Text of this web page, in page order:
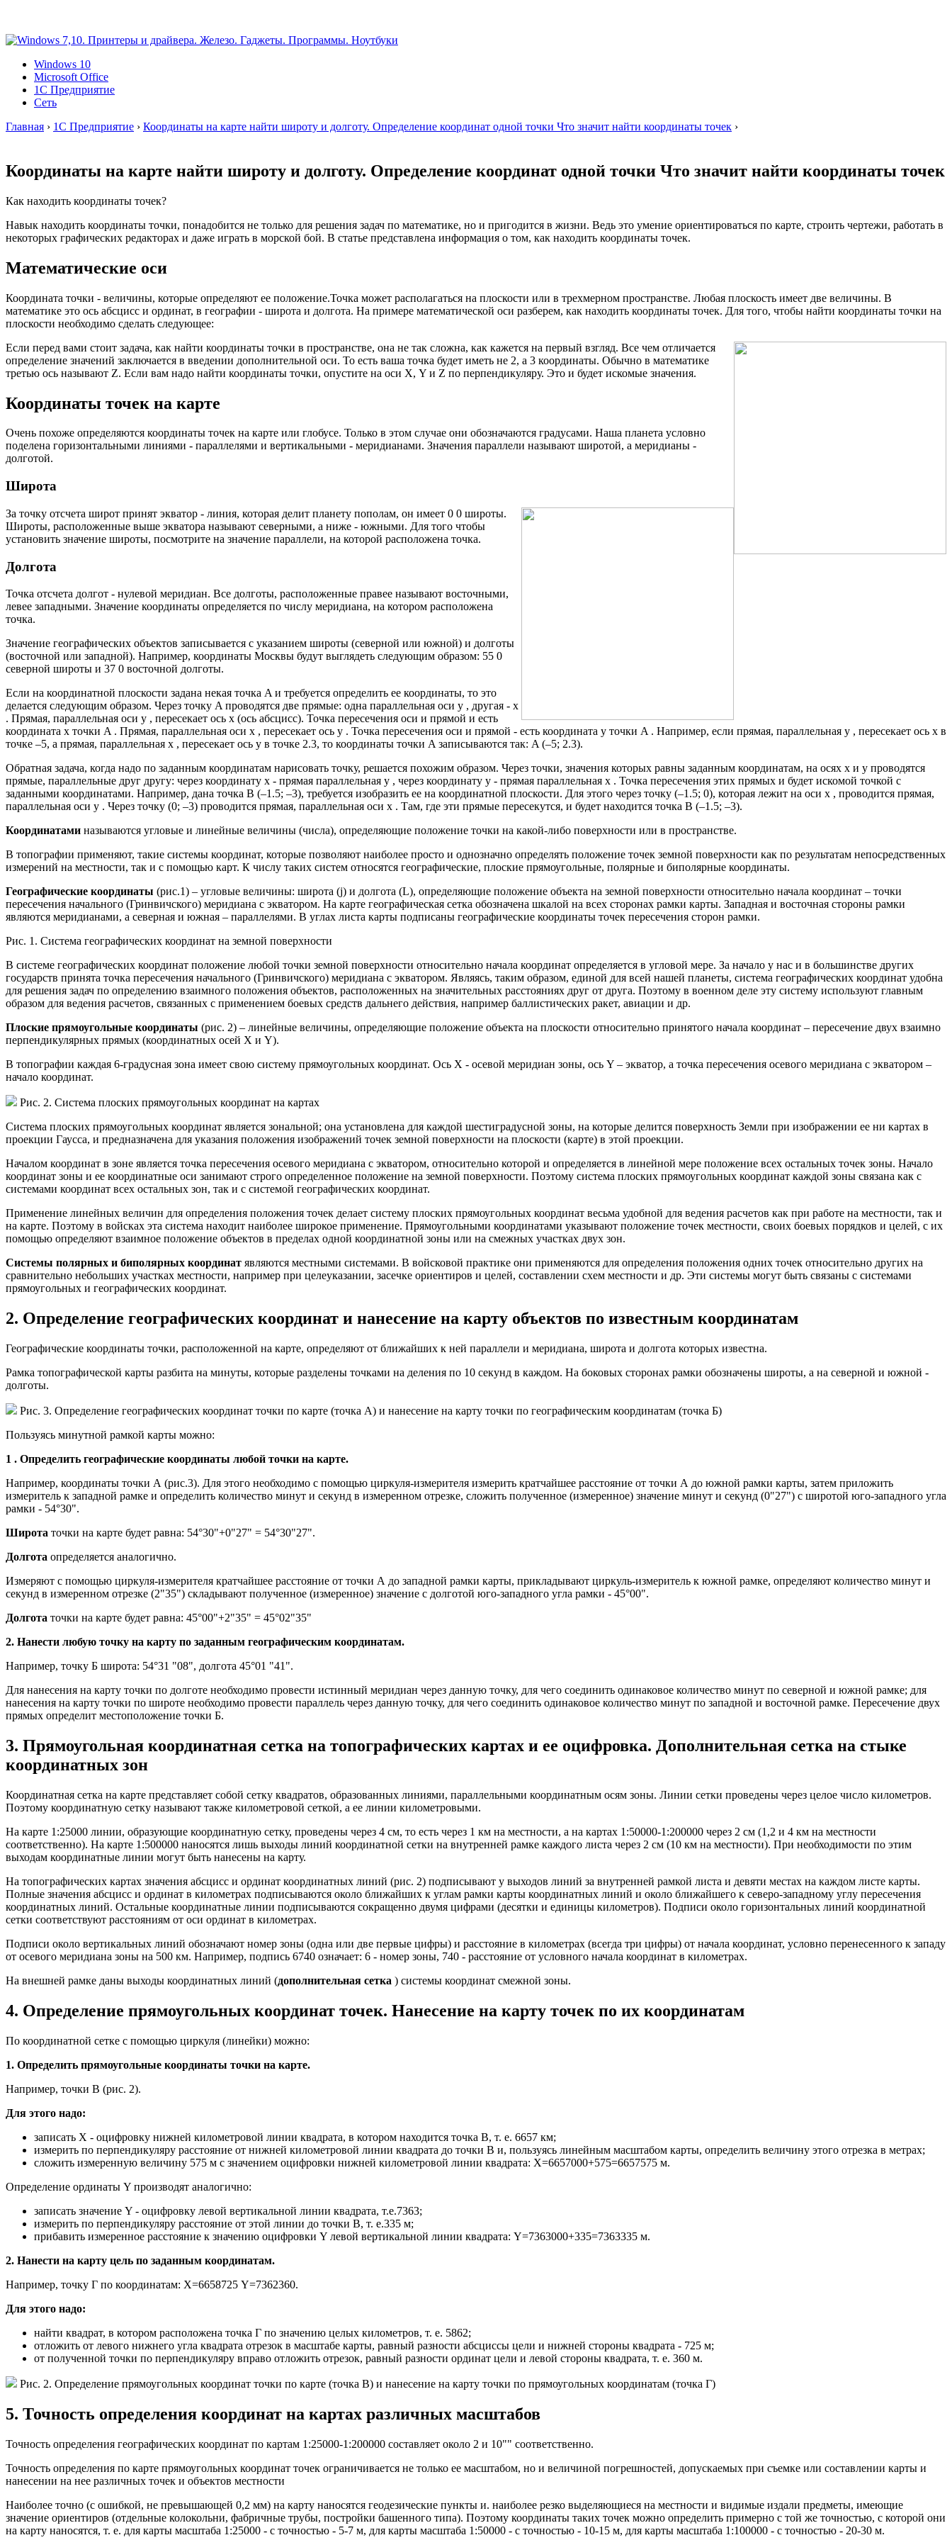
Windows 10
Microsoft Office
1C Предприятие
Сеть
Главная › 1C Предприятие › Координаты на карте найти широту и долготу. Определение координат одной точки Что значит найти координаты точек ›
Координаты на карте найти широту и долготу. Определение координат одной точки Что значит найти координаты точек
Как находить координаты точек?
Навык находить координаты точки, понадобится не только для решения задач по математике, но и пригодится в жизни. Ведь это умение ориентироваться по карте, строить чертежи, работать в
некоторых графических редакторах и даже играть в морской бой. В статье представлена информация о том, как находить координаты точек.
Математические оси
Координата точки - величины, которые определяют ее положение.Точка может располагаться на плоскости или в трехмерном пространстве. Любая плоскость имеет две величины. В
математике это ось абсцисс и ординат, в географии - широта и долгота. На примере математической оси разберем, как находить координаты точек. Для того, чтобы найти координаты точки на
плоскости необходимо сделать следующее:
Если перед вами стоит задача, как найти координаты точки в пространстве, она не так сложна, как кажется на первый взгляд. Все чем отличается
определение значений заключается в введении дополнительной оси. То есть ваша точка будет иметь не 2, а 3 координаты. Обычно в математике
третью ось называют Z. Если вам надо найти координаты точки, опустите на оси Х, Y и Z по перпендикуляру. Это и будет искомые значения.
Координаты точек на карте
Очень похоже определяются координаты точек на карте или глобусе. Только в этом случае они обозначаются градусами. Наша планета условно
поделена горизонтальными линиями - параллелями и вертикальными - меридианами. Значения параллели называют широтой, а меридианы -
долготой.
Широта
За точку отсчета широт принят экватор - линия, которая делит планету пополам, он имеет 0 0 широты.
Широты, расположенные выше экватора называют северными, а ниже - южными. Для того чтобы
установить значение широты, посмотрите на значение параллели, на которой расположена точка.
Долгота
Точка отсчета долгот - нулевой меридиан. Все долготы, расположенные правее называют восточными,
левее западными. Значение координаты определяется по числу меридиана, на котором расположена
точка.
Значение географических объектов записывается с указанием широты (северной или южной) и долготы
(восточной или западной). Например, координаты Москвы будут выглядеть следующим образом: 55 0
северной широты и 37 0 восточной долготы.
Если на координатной плоскости задана некая точка A и требуется определить ее координаты, то это
делается следующим образом. Через точку A проводятся две прямые: одна параллельная оси y , другая - x
. Прямая, параллельная оси y , пересекает ось x (ось абсцисс). Точка пересечения оси и прямой и есть
координата x точки A . Прямая, параллельная оси x , пересекает ось y . Точка пересечения оси и прямой - есть координата y точки A . Например, если прямая, параллельная y , пересекает ось x в
точке –5, а прямая, параллельная x , пересекает ось y в точке 2.3, то координаты точки A записываются так: A (–5; 2.3).
Обратная задача, когда надо по заданным координатам нарисовать точку, решается похожим образом. Через точки, значения которых равны заданным координатам, на осях x и y проводятся
прямые, параллельные друг другу: через координату x - прямая параллельная y , через координату y - прямая параллельная x . Точка пересечения этих прямых и будет искомой точкой с
заданными координатами. Например, дана точка B (–1.5; –3), требуется изобразить ее на координатной плоскости. Для этого через точку (–1.5; 0), которая лежит на оси x , проводится прямая,
параллельная оси y . Через точку (0; –3) проводится прямая, параллельная оси x . Там, где эти прямые пересекутся, и будет находится точка B (–1.5; –3).
Координатами называются угловые и линейные величины (числа), определяющие положение точки на какой-либо поверхности или в пространстве.
В топографии применяют, такие системы координат, которые позволяют наиболее просто и однозначно определять положение точек земной поверхности как по результатам непосредственных
измерений на местности, так и с помощью карт. К числу таких систем относятся географические, плоские прямоугольные, полярные и биполярные координаты.
Географические координаты (рис.1) – угловые величины: широта (j) и долгота (L), определяющие положение объекта на земной поверхности относительно начала координат – точки
пересечения начального (Гринвичского) меридиана с экватором. На карте географическая сетка обозначена шкалой на всех сторонах рамки карты. Западная и восточная стороны рамки
являются меридианами, а северная и южная – параллелями. В углах листа карты подписаны географические координаты точек пересечения сторон рамки.
Рис. 1. Система географических координат на земной поверхности
В системе географических координат положение любой точки земной поверхности относительно начала координат определяется в угловой мере. За начало у нас и в большинстве других
государств принята точка пересечения начального (Гринвичского) меридиана с экватором. Являясь, таким образом, единой для всей нашей планеты, система географических координат удобна
для решения задач по определению взаимного положения объектов, расположенных на значительных расстояниях друг от друга. Поэтому в военном деле эту систему используют главным
образом для ведения расчетов, связанных с применением боевых средств дальнего действия, например баллистических ракет, авиации и др.
Плоские прямоугольные координаты (рис. 2) – линейные величины, определяющие положение объекта на плоскости относительно принятого начала координат – пересечение двух взаимно
перпендикулярных прямых (координатных осей Х и Y).
В топографии каждая 6-градусная зона имеет свою систему прямоугольных координат. Ось Х - осевой меридиан зоны, ось Y – экватор, а точка пересечения осевого меридиана с экватором –
начало координат.
Рис. 2. Система плоских прямоугольных координат на картах
Система плоских прямоугольных координат является зональной; она установлена для каждой шестиградусной зоны, на которые делится поверхность Земли при изображении ее ни картах в
проекции Гаусса, и предназначена для указания положения изображений точек земной поверхности на плоскости (карте) в этой проекции.
Началом координат в зоне является точка пересечения осевого меридиана с экватором, относительно которой и определяется в линейной мере положение всех остальных точек зоны. Начало
координат зоны и ее координатные оси занимают строго определенное положение на земной поверхности. Поэтому система плоских прямоугольных координат каждой зоны связана как с
системами координат всех остальных зон, так и с системой географических координат.
Применение линейных величин для определения положения точек делает систему плоских прямоугольных координат весьма удобной для ведения расчетов как при работе на местности, так и
на карте. Поэтому в войсках эта система находит наиболее широкое применение. Прямоугольными координатами указывают положение точек местности, своих боевых порядков и целей, с их
помощью определяют взаимное положение объектов в пределах одной координатной зоны или на смежных участках двух зон.
Системы полярных и биполярных координат являются местными системами. В войсковой практике они применяются для определения положения одних точек относительно других на
сравнительно небольших участках местности, например при целеуказании, засечке ориентиров и целей, составлении схем местности и др. Эти системы могут быть связаны с системами
прямоугольных и географических координат.
2. Определение географических координат и нанесение на карту объектов по известным координатам
Географические координаты точки, расположенной на карте, определяют от ближайших к ней параллели и меридиана, широта и долгота которых известна.
Рамка топографической карты разбита на минуты, которые разделены точками на деления по 10 секунд в каждом. На боковых сторонах рамки обозначены широты, а на северной и южной -
долготы.
Рис. 3. Определение географических координат точки по карте (точка А) и нанесение на карту точки по географическим координатам (точка Б)
Пользуясь минутной рамкой карты можно:
1 . Определить географические координаты любой точки на карте.
Например, координаты точки А (рис.3). Для этого необходимо с помощью циркуля-измерителя измерить кратчайшее расстояние от точки А до южной рамки карты, затем приложить
измеритель к западной рамке и определить количество минут и секунд в измеренном отрезке, сложить полученное (измеренное) значение минут и секунд (0"27") с широтой юго-западного угла
рамки - 54°30".
Широта точки на карте будет равна: 54°30"+0"27" = 54°30"27".
Долгота определяется аналогично.
Измеряют с помощью циркуля-измерителя кратчайшее расстояние от точки А до западной рамки карты, прикладывают циркуль-измеритель к южной рамке, определяют количество минут и
секунд в измеренном отрезке (2"35") складывают полученное (измеренное) значение с долготой юго-западного угла рамки - 45°00".
Долгота точки на карте будет равна: 45°00"+2"35" = 45°02"35"
2. Нанести любую точку на карту по заданным географическим координатам.
Например, точку Б широта: 54°31 "08", долгота 45°01 "41".
Для нанесения на карту точки по долготе необходимо провести истинный меридиан через данную точку, для чего соединить одинаковое количество минут по северной и южной рамке; для
нанесения на карту точки по широте необходимо провести параллель через данную точку, для чего соединить одинаковое количество минут по западной и восточной рамке. Пересечение двух
прямых определит местоположение точки Б.
3. Прямоугольная координатная сетка на топографических картах и ее оцифровка. Дополнительная сетка на стыке
координатных зон
Координатная сетка на карте представляет собой сетку квадратов, образованных линиями, параллельными координатным осям зоны. Линии сетки проведены через целое число километров.
Поэтому координатную сетку называют также километровой сеткой, а ее линии километровыми.
На карте 1:25000 линии, образующие координатную сетку, проведены через 4 см, то есть через 1 км на местности, а на картах 1:50000-1:200000 через 2 см (1,2 и 4 км на местности
соответственно). На карте 1:500000 наносятся лишь выходы линий координатной сетки на внутренней рамке каждого листа через 2 см (10 км на местности). При необходимости по этим
выходам координатные линии могут быть нанесены на карту.
На топографических картах значения абсцисс и ординат координатных линий (рис. 2) подписывают у выходов линий за внутренней рамкой листа и девяти местах на каждом листе карты.
Полные значения абсцисс и ординат в километрах подписываются около ближайших к углам рамки карты координатных линий и около ближайшего к северо-западному углу пересечения
координатных линий. Остальные координатные линии подписываются сокращенно двумя цифрами (десятки и единицы километров). Подписи около горизонтальных линий координатной
сетки соответствуют расстояниям от оси ординат в километрах.
Подписи около вертикальных линий обозначают номер зоны (одна или две первые цифры) и расстояние в километрах (всегда три цифры) от начала координат, условно перенесенного к западу
от осевого меридиана зоны на 500 км. Например, подпись 6740 означает: 6 - номер зоны, 740 - расстояние от условного начала координат в километрах.
На внешней рамке даны выходы координатных линий (дополнительная сетка ) системы координат смежной зоны.
4. Определение прямоугольных координат точек. Нанесение на карту точек по их координатам
По координатной сетке с помощью циркуля (линейки) можно:
1. Определить прямоугольные координаты точки на карте.
Например, точки В (рис. 2).
Для этого надо:
записать X - оцифровку нижней километровой линии квадрата, в котором находится точка В, т. е. 6657 км;
измерить по перпендикуляру расстояние от нижней километровой линии квадрата до точки В и, пользуясь линейным масштабом карты, определить величину этого отрезка в метрах;
сложить измеренную величину 575 м с значением оцифровки нижней километровой линии квадрата: X=6657000+575=6657575 м.
Определение ординаты Y производят аналогично:
записать значение Y - оцифровку левой вертикальной линии квадрата, т.е.7363;
измерить по перпендикуляру расстояние от этой линии до точки В, т. е.335 м;
прибавить измеренное расстояние к значению оцифровки Y левой вертикальной линии квадрата: Y=7363000+335=7363335 м.
2. Нанести на карту цель по заданным координатам.
Например, точку Г по координатам: Х=6658725 Y=7362360.
Для этого надо:
найти квадрат, в котором расположена точка Г по значению целых километров, т. е. 5862;
отложить от левого нижнего угла квадрата отрезок в масштабе карты, равный разности абсциссы цели и нижней стороны квадрата - 725 м;
от полученной точки по перпендикуляру вправо отложить отрезок, равный разности ординат цели и левой стороны квадрата, т. е. 360 м.
Рис. 2. Определение прямоугольных координат точки по карте (точка В) и нанесение на карту точки по прямоугольных координатам (точка Г)
5. Точность определения координат на картах различных масштабов
Точность определения географических координат по картам 1:25000-1:200000 составляет около 2 и 10"" соответственно.
Точность определения по карте прямоугольных координат точек ограничивается не только ее масштабом, но и величиной погрешностей, допускаемых при съемке или составлении карты и
нанесении на нее различных точек и объектов местности
Наиболее точно (с ошибкой, не превышающей 0,2 мм) на карту наносятся геодезические пункты и. наиболее резко выделяющиеся на местности и видимые издали предметы, имеющие
значение ориентиров (отдельные колокольни, фабричные трубы, постройки башенного типа). Поэтому координаты таких точек можно определить примерно с той же точностью, с которой они
на карту наносятся, т. е. для карты масштаба 1:25000 - с точностью - 5-7 м, для карты масштаба 1:50000 - с точностью - 10-15 м, для карты масштаба 1:100000 - с точностью - 20-30 м.